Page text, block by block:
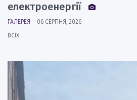
електроенергії
ГАЛЕРЕЯ 06 СЕРПНЯ, 2026
всіх